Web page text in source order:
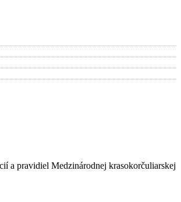
a pravidiel Medzinárodnej krasokorčuliarskej